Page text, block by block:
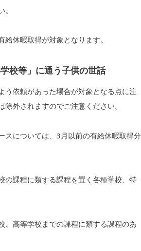
休暇取得が対象となります。
校等」に通う子供の世話
う依頼があった場合が対象となる点に注
外されますのでご注意ください。
スについては、3月以前の有給休暇取得分
の課程に類する課程を置く各種学校、特
、高等学校までの課程に類する課程のあ